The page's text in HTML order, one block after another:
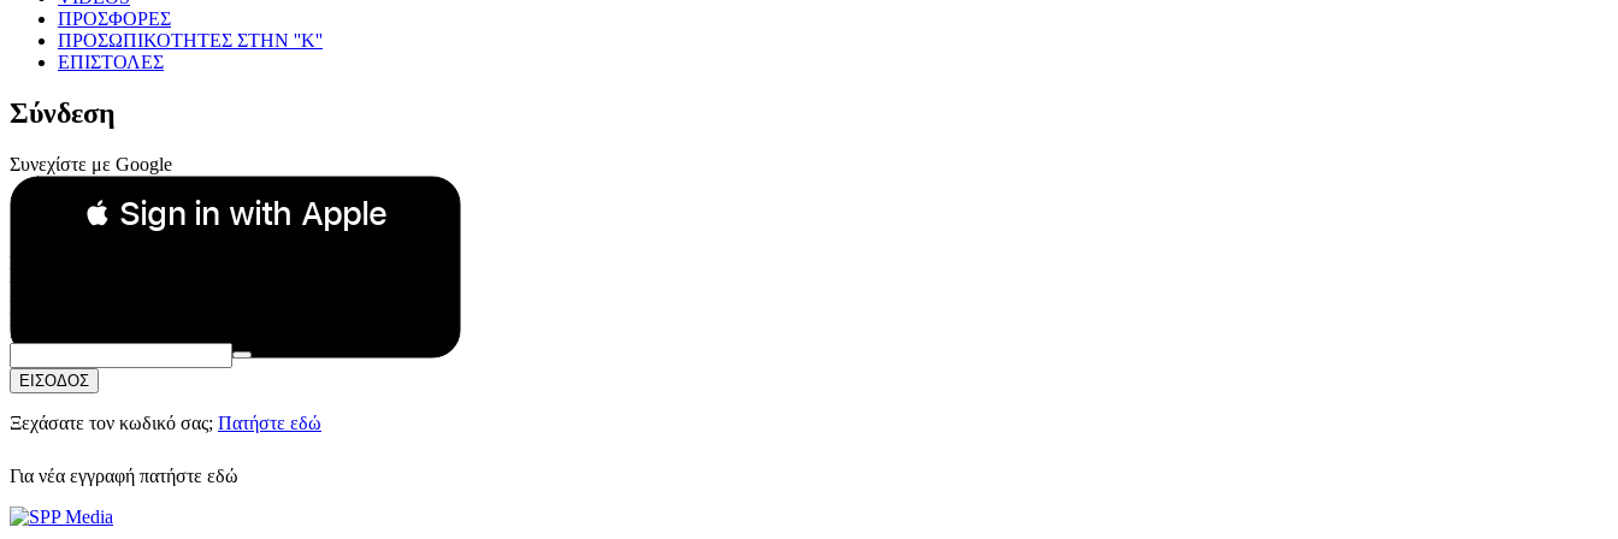
ΠΡΟΣΦΟΡΕΣ
ΠΡΟΣΩΠΙΚΟΤΗΤΕΣ ΣΤΗΝ ''Κ''
ΕΠΙΣΤΟΛΕΣ
Σύνδεση
Συνεχίστε με Google
 Sign in with Apple
Συνεχίστε με Apple
ή
Email:
Κωδικός Πρόσβασης:
ΕΙΣΟΔΟΣ
Ξεχάσατε τον κωδικό σας; Πατήστε εδώ
Για νέα εγγραφή πατήστε εδώ